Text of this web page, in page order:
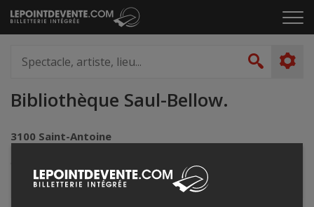
Passer
au
le
artiste,
lieu...
Bibliothèque Saul-Bellow.
3100 Saint-Antoine